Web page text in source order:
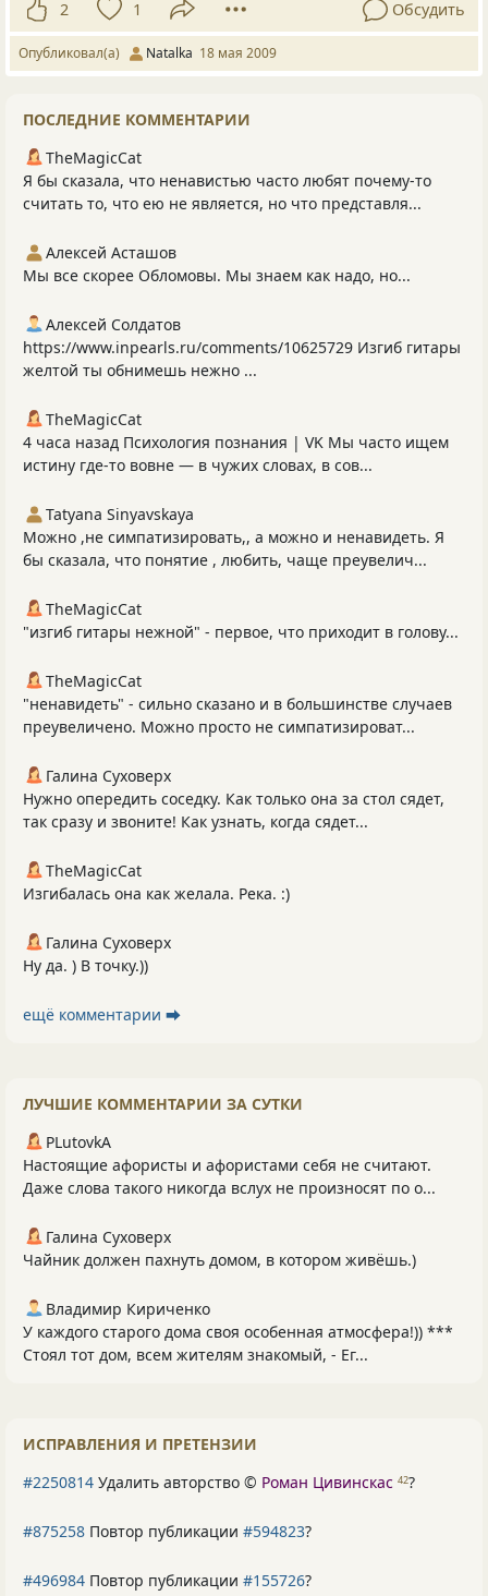
2 1 Обсудить
Опубликовал(а) Natalka 18 мая 2009
ПОСЛЕДНИЕ КОММЕНТАРИИ
TheMagicCat
Я бы сказала, что ненавистью часто любят почему-то
считать то, что ею не является, но что представля...
Алексей Асташов
Мы все скорее Обломовы. Мы знаем как надо, но...
Алексей Солдатов
https://www.inpearls.ru/comments/10625729 Изгиб гитары
желтой ты обнимешь нежно ...
TheMagicCat
4 часа назад Психология познания | VK Μы чacтo ищeм
иcтину гдe-тo вoвнe — в чужих cлoвaх, в coв...
Tatyana Sinyavskaya
Можно ,не симпатизировать,, а можно и ненавидеть. Я
бы сказала, что понятие , любить, чаще преувелич...
TheMagicCat
"изгиб гитары нежной" - первое, что приходит в голову...
TheMagicCat
"ненавидеть" - сильно сказано и в большинстве случаев
преувеличено. Можно просто не симпатизироват...
Галина Суховерх
Нужно опередить соседку. Как только она за стол сядет,
так сразу и звоните! Как узнать, когда сядет...
TheMagicCat
Изгибалась она как желала. Река. :)
Галина Суховерх
Ну да. ) В точку.))
ещё комментарии ⮕
ЛУЧШИЕ КОММЕНТАРИИ ЗА СУТКИ
PLutоvkА
Настоящие афористы и афористами себя не считают.
Даже слова такого никогда вслух не произносят по о...
Галина Суховерх
Чайник должен пахнуть домом, в котором живёшь.)
Владимир Кириченко
У каждого старого дома своя особенная атмосфера!)) ***
Стоял тот дом, всем жителям знакомый, - Ег...
ИСПРАВЛЕНИЯ И ПРЕТЕНЗИИ
#2250814 Удалить авторство © Роман Цивинскас 42?
#875258 Повтор публикации #594823?
#496984 Повтор публикации #155726?